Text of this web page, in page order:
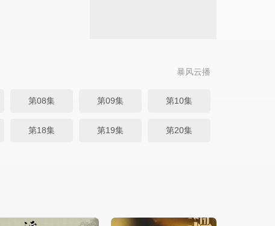
暴风云播
第08集 第09集 第10集
第18集 第19集 第20集